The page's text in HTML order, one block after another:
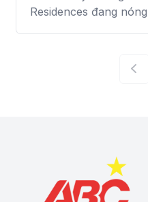
Residences đang
1.201 CĂN ĐÃ
sầm uất đã hiện rõ […]